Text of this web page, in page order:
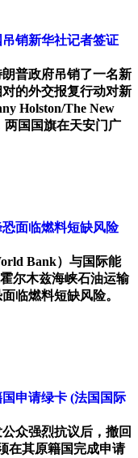
销新华社记者签证
普政府吊销了一名新
的外交报复行动对新
Holston/The New
两国国旗在天安门广
面临燃料短缺风险
Bank）与国际能
尔木兹海峡石油运输
临燃料短缺风险。
国申请绿卡 (法国国际
众强烈抗议后，撤回
在其原籍国完成申请